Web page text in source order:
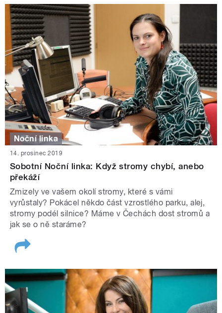
Noční linka
14. prosinec 2019
Sobotní Noční linka: Když stromy chybí, anebo
překáží
Zmizely ve vašem okolí stromy, které s vámi
vyrůstaly? Pokácel někdo část vzrostlého parku, alej,
stromy podél silnice? Máme v Čechách dost stromů a
jak se o ně staráme?